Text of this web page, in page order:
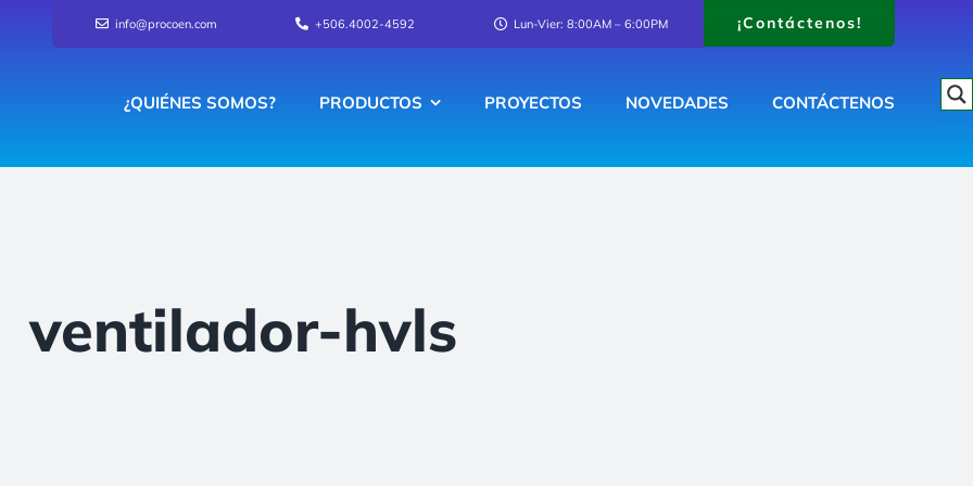
info@procoen.com +506.4002-4592 Lun-Vier: 8:00AM – 6:00PM ¡Contáctenos!
¿QUIÉNES SOMOS? PRODUCTOS PROYECTOS NOVEDADES CONTÁCTENOS
ventilador-hvls